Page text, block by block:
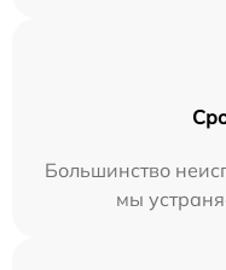
Большинство
мы